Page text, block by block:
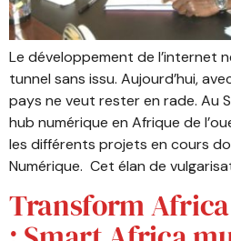
Le développement de l’internet
tunnel sans issu. Aujourd’hui,
pays ne veut rester en rade. Au
hub numérique en Afrique de
les différents projets en cours
Numérique. Cet élan de
Transform Africa